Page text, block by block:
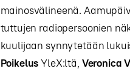
mainosvälineenä.
tuttujen radiopersoonien
kuulijaan synnytetään
PoikelusYleX:ltä, Veronica